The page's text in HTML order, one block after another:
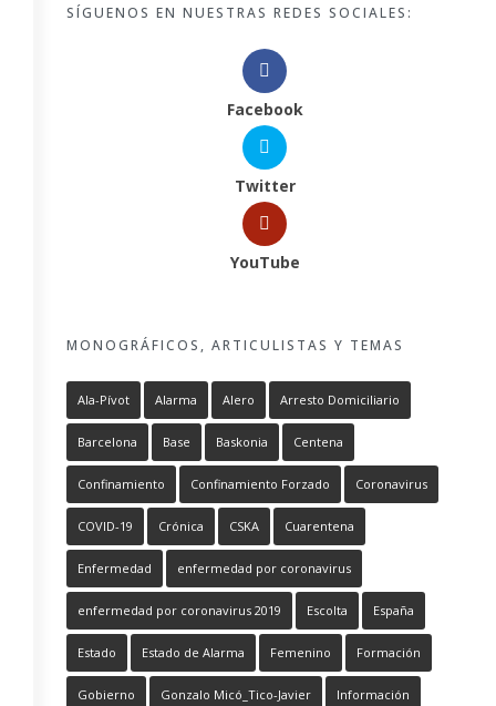
SÍGUENOS EN NUESTRAS REDES SOCIALES:
Facebook
Twitter
YouTube
MONOGRÁFICOS, ARTICULISTAS Y TEMAS
Ala-Pívot Alarma Alero Arresto Domiciliario
Barcelona Base Baskonia Centena
Confinamiento Confinamiento Forzado Coronavirus
COVID-19 Crónica CSKA Cuarentena
Enfermedad enfermedad por coronavirus
enfermedad por coronavirus 2019 Escolta España
Estado Estado de Alarma Femenino Formación
Gobierno Gonzalo Micó_Tico-Javier Información